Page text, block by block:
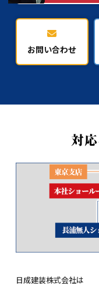
お問い合わせ
日成建装株式会社は